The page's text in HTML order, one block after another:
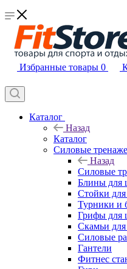
Избранные товары 0
Каталог
Назад
Каталог
Силовые
Назад
Силовые
Блины для
Стойки для
Турники и
Грифы для
Скамьи для
Силовые
Гантели
Фитнес